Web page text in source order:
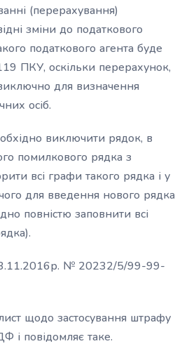
(перерахування)
зміни до податкового
податкового агента буде
ПКУ, оскільки перерахунок,
для визначення
осіб.
виключити рядок, в
помилкового рядка з
всі графи такого рядка і у
для введення нового рядка
повністю заповнити всі
№ 20232/5/99-99-
щодо застосування штрафу
і повідомляє таке.